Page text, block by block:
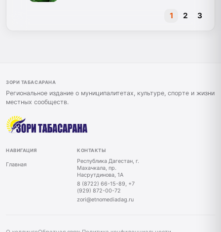
1 2 3
ЗОРИ ТАБАСАРАНА
Региональное издание о муниципалитетах, культуре, спорте и жизни
местных сообществ.
НАВИГАЦИЯ
Главная
КОНТАКТЫ
Республика Дагестан, г.
Махачкала, пр.
Насрутдинова, 1А
8 (8722) 66-15-89, +7
(929) 872-00-72
zori@etnomediadag.ru